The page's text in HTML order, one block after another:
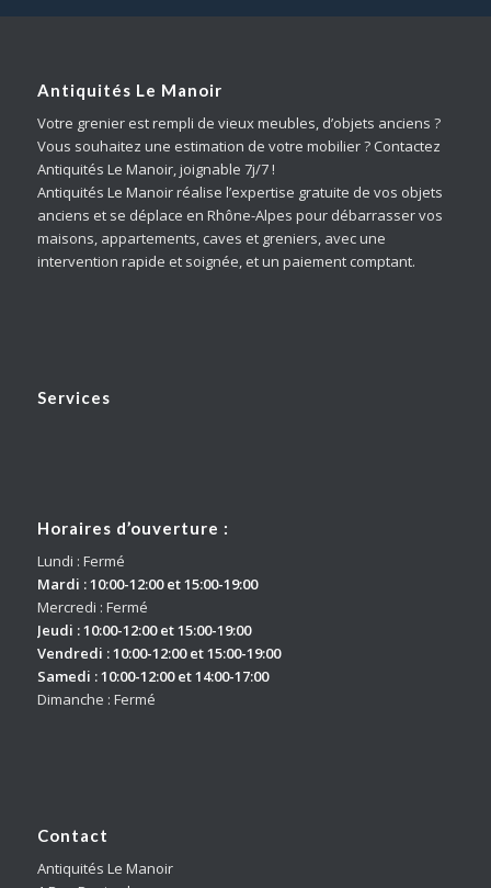
Antiquités Le Manoir
Votre grenier est rempli de vieux meubles, d’objets anciens ?
Vous souhaitez une estimation de votre mobilier ? Contactez
Antiquités Le Manoir, joignable 7j/7 !
Antiquités Le Manoir réalise l’expertise gratuite de vos objets
anciens et se déplace en Rhône-Alpes pour débarrasser vos
maisons, appartements, caves et greniers, avec une
intervention rapide et soignée, et un paiement comptant.
Services
Horaires d’ouverture :
Lundi : Fermé
Mardi : 10:00-12:00 et 15:00-19:00
Mercredi : Fermé
Jeudi : 10:00-12:00 et 15:00-19:00
Vendredi : 10:00-12:00 et 15:00-19:00
Samedi : 10:00-12:00 et 14:00-17:00
Dimanche : Fermé
Contact
Antiquités Le Manoir